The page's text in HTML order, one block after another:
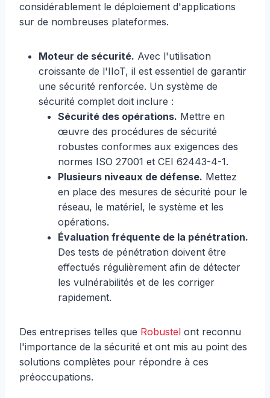
considérablement le déploiement d'applications
sur de nombreuses plateformes.
Moteur de sécurité. Avec l'utilisation
croissante de l'IIoT, il est essentiel de garantir
une sécurité renforcée. Un système de
sécurité complet doit inclure :
Sécurité des opérations. Mettre en
œuvre des procédures de sécurité
robustes conformes aux exigences des
normes ISO 27001 et CEI 62443-4-1.
Plusieurs niveaux de défense. Mettez
en place des mesures de sécurité pour le
réseau, le matériel, le système et les
opérations.
Évaluation fréquente de la pénétration.
Des tests de pénétration doivent être
effectués régulièrement afin de détecter
les vulnérabilités et de les corriger
rapidement.
Des entreprises telles que Robustel ont reconnu
l'importance de la sécurité et ont mis au point des
solutions complètes pour répondre à ces
préoccupations.